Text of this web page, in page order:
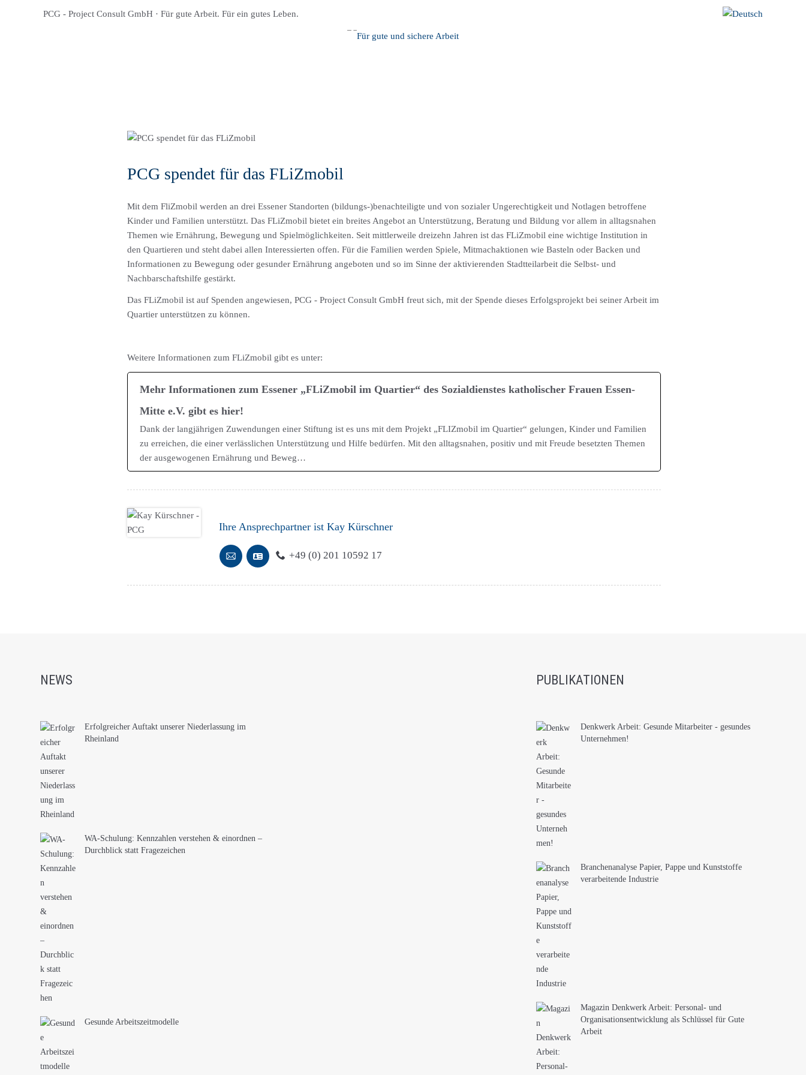
PCG - Project Consult GmbH · Für gute Arbeit. Für ein gutes Leben.
HOME THEMENFELDER
PCG spendet für das FLiZmobil
Mit dem FliZmobil werden an drei Essener Standorten (bildungs-)benachteiligte und von sozialer Ungerechtigkeit und Notlagen betroffene
Kinder und Familien unterstützt. Das FLiZmobil bietet ein breites Angebot an Unterstützung, Beratung und Bildung vor allem in alltagsnahen
Themen wie Ernährung, Bewegung und Spielmöglichkeiten. Seit mittlerweile dreizehn Jahren ist das FLiZmobil eine wichtige Institution in
den Quartieren und steht dabei allen Interessierten offen. Für die Familien werden Spiele, Mitmachaktionen wie Basteln oder Backen und
Informationen zu Bewegung oder gesunder Ernährung angeboten und so im Sinne der aktivierenden Stadtteilarbeit die Selbst- und
Nachbarschaftshilfe gestärkt.
Das FLiZmobil ist auf Spenden angewiesen, PCG - Project Consult GmbH freut sich, mit der Spende dieses Erfolgsprojekt bei seiner Arbeit im
Quartier unterstützen zu können.
Weitere Informationen zum FLiZmobil gibt es unter:
Mehr Informationen zum Essener „FLiZmobil im Quartier“ des Sozialdienstes katholischer Frauen Essen-
Mitte e.V. gibt es hier!
Dank der langjährigen Zuwendungen einer Stiftung ist es uns mit dem Projekt „FLIZmobil im Quartier“ gelungen, Kinder und Familien
zu erreichen, die einer verlässlichen Unterstützung und Hilfe bedürfen. Mit den alltagsnahen, positiv und mit Freude besetzten Themen
der ausgewogenen Ernährung und Beweg…
Ihre Ansprechpartner ist Kay Kürschner
+49 (0) 201 10592 17
NEWS
Erfolgreicher Auftakt unserer Niederlassung im
Rheinland
WA-Schulung: Kennzahlen verstehen & einordnen –
Durchblick statt Fragezeichen
Gesunde Arbeitszeitmodelle
PUBLIKATIONEN
Denkwerk Arbeit: Gesunde Mitarbeiter - gesundes
Unternehmen!
Branchenanalyse Papier, Pappe und Kunststoffe
verarbeitende Industrie
Magazin Denkwerk Arbeit: Personal- und
Organisationsentwicklung als Schlüssel für Gute
Arbeit